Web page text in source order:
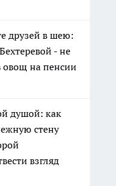
друзей в шею:
- не
овощ на пенсии
душой: как
стену
взгляд